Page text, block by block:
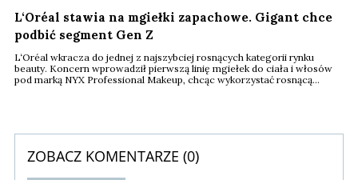
L‘Oréal stawia na mgiełki zapachowe. Gigant chce
podbić segment Gen Z
L‘Oréal wkracza do jednej z najszybciej rosnących kategorii rynku
beauty. Koncern wprowadził pierwszą linię mgiełek do ciała i włosów
pod marką NYX Professional Makeup, chcąc wykorzystać rosnącą
ZOBACZ KOMENTARZE (0)